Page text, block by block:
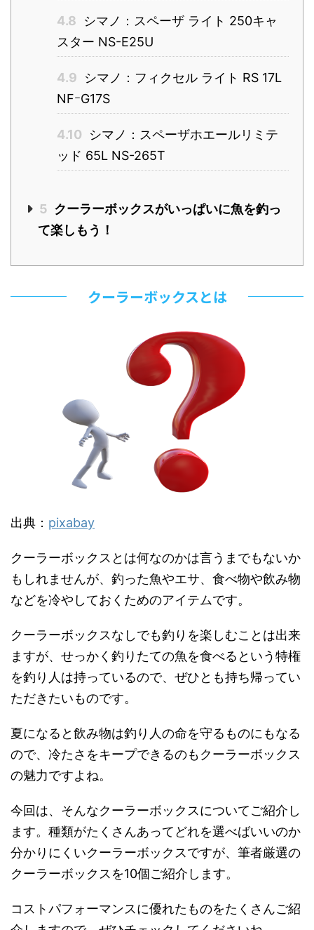
4.8
シマノ：スペーザ ライト 250キャ
スター NS-E25U
4.9
シマノ：フィクセル ライト RS 17L
NFｰG17S
4.10
シマノ：スペーザホエールリミテ
ッド 65L NS-265T
5 クーラーボックスがいっぱいに魚を釣っ
て楽しもう！
クーラーボックスとは
出典： pixabay
クーラーボックスとは何なのかは言うまでもないか
もしれませんが、釣った魚やエサ、食べ物や飲み物
などを冷やしておくためのアイテムです。
クーラーボックスなしでも釣りを楽しむことは出来
ますが、せっかく釣りたての魚を食べるという特権
を釣り人は持っているので、ぜひとも持ち帰ってい
ただきたいものです。
夏になると飲み物は釣り人の命を守るものにもなる
ので、冷たさをキープできるのもクーラーボックス
の魅力ですよね。
今回は、そんなクーラーボックスについてご紹介し
ます。種類がたくさんあってどれを選べばいいのか
分かりにくいクーラーボックスですが、筆者厳選の
クーラーボックスを10個ご紹介します。
コストパフォーマンスに優れたものをたくさんご紹